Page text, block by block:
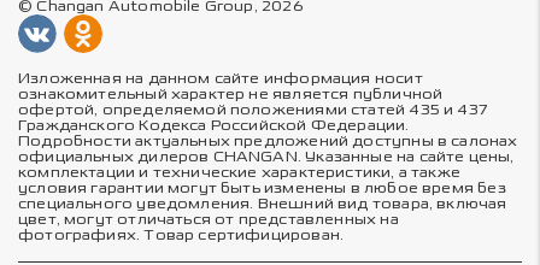
© Changan Automobile Group, 2026
Изложенная на данном сайте информация носит
ознакомительный характер не является публичной
офертой, определяемой положениями статей 435 и 437
Гражданского Кодекса Российской Федерации.
Подробности актуальных предложений доступны в салонах
официальных дилеров CHANGAN. Указанные на сайте цены,
комплектации и технические характеристики, а также
условия гарантии могут быть изменены в любое время без
специального уведомления. Внешний вид товара, включая
цвет, могут отличаться от представленных на
фотографиях. Товар сертифицирован.